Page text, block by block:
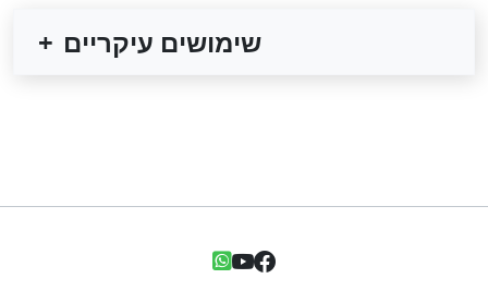
שימושים עיקריים